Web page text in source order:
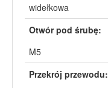
widełkowa
Otwór pod śrubę:
M5
Przekrój przewodu: